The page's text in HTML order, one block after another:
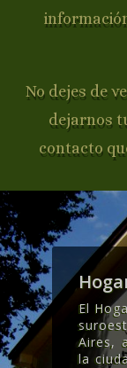
No dejes de
dejarnos
contacto
El
Aires,
la